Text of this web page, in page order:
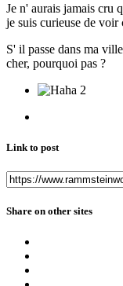
Je n' aurais jamais cru
je suis curieuse de
S' il passe dans ma
cher, pourquoi pas ?
2
Link to post
Share on other sites